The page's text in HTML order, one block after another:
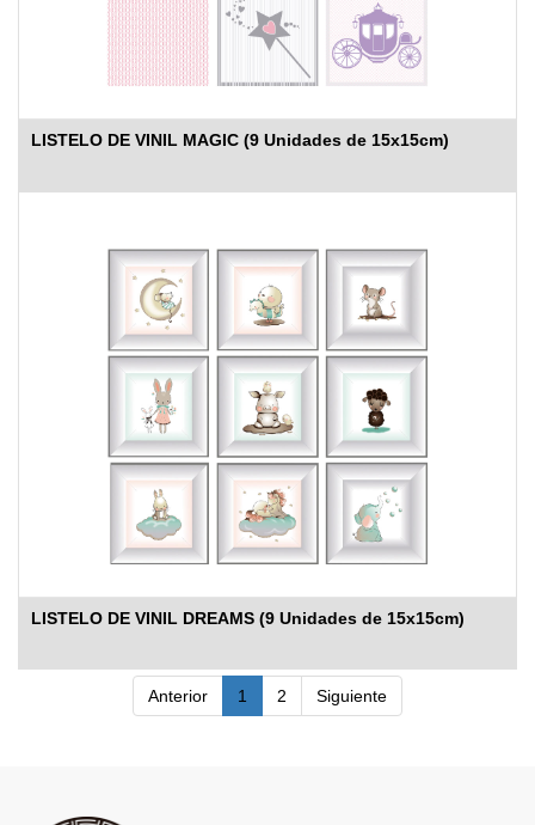
LISTELO DE VINIL MAGIC (9 Unidades de 15x15cm)
LISTELO DE VINIL DREAMS (9 Unidades de 15x15cm)
Anterior 1 2 Siguiente